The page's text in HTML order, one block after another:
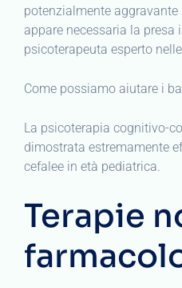
potenzialmente aggravante
appare necessaria la presa
psicoterapeuta esperto
Come possiamo aiutare i
La psicoterapia cognitivo-
dimostrata estremamente
cefalee in età pediatrica.
Terapie